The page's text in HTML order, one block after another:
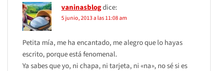
vaninasblogdice:
5 junio, 2013 a las 11:08 am
Petita mía, me ha encantado, me alegro que lo hayas
escrito, porque está fenomenal.
Ya sabes que yo, ni chapa, ni tarjeta, ni «na», no sé si es